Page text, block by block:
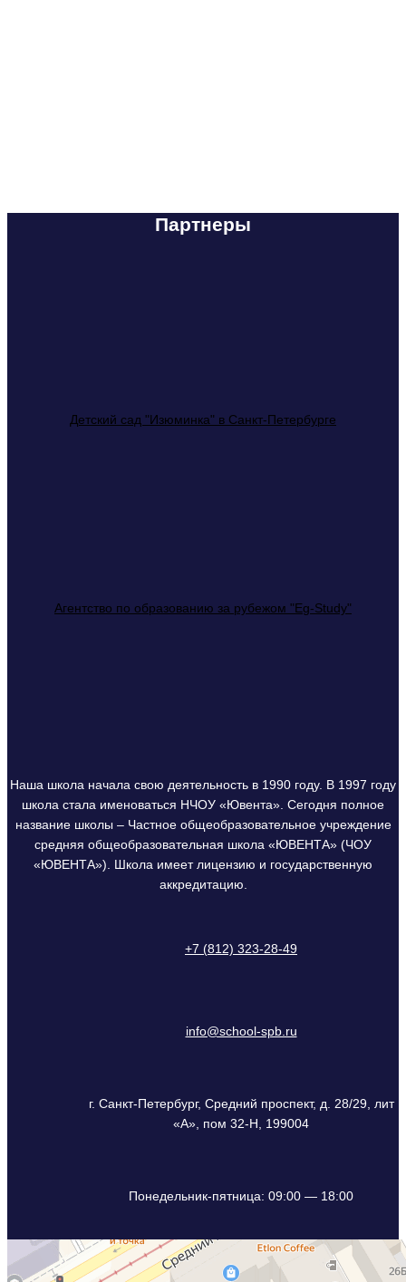
Партнеры
Детский сад "Изюминка" в Санкт-Петербурге
Агентство по образованию за рубежом "Eg-Study"
Наша школа начала свою деятельность в 1990 году. В 1997 году
школа стала именоваться НЧОУ «Ювента». Сегодня полное
название школы – Частное общеобразовательное учреждение
средняя общеобразовательная школа «ЮВЕНТА» (ЧОУ
«ЮВЕНТА»). Школа имеет лицензию и государственную
аккредитацию.
+7 (812) 323-28-49
info@school-spb.ru
г. Санкт-Петербург, Средний проспект, д. 28/29, лит
«А», пом 32-Н, 199004
Понедельник-пятница: 09:00 — 18:00